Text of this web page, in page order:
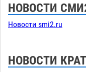
НОВОСТИ
Новости smi2.ru
НОВОСТИ